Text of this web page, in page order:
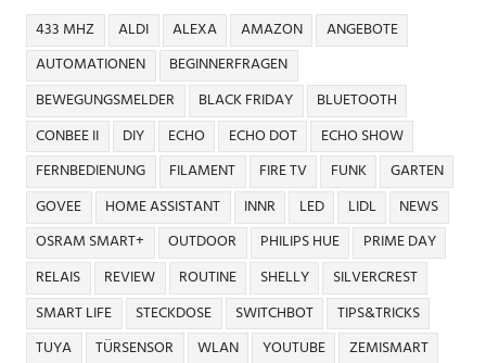
433 MHZ ALDI ALEXA AMAZON
ANGEBOTE
AUTOMATIONEN
BEGINNERFRAGEN
BEWEGUNGSMELDER
BLACK FRIDAY
BLUETOOTH
CONBEE II
DIY ECHO ECHO DOT
ECHO SHOW
FERNBEDIENUNG
FILAMENT FIRE TV FUNK
GARTEN
GOVEE
HOME ASSISTANT INNR LED LIDL
NEWS
OSRAM SMART+
OUTDOOR PHILIPS HUE
PRIME DAY
RELAIS
REVIEW ROUTINE SHELLY
SILVERCREST
SMART LIFE
STECKDOSE SWITCHBOT
TIPS&TRICKS
TUYA
TÜRSENSOR WLAN YOUTUBE
ZEMISMART